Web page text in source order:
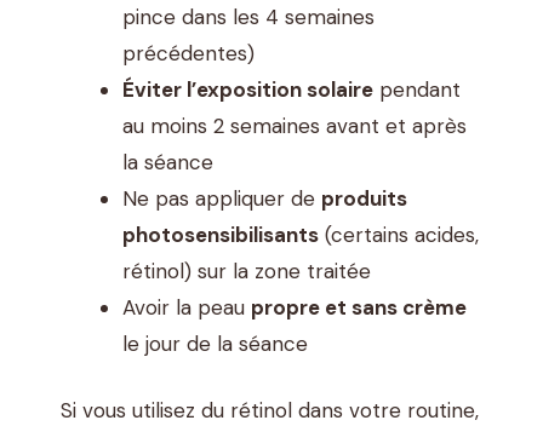
pince dans les 4 semaines
précédentes)
Éviter l’exposition solaire pendant
au moins 2 semaines avant et après
la séance
Ne pas appliquer de produits
photosensibilisants (certains acides,
rétinol) sur la zone traitée
Avoir la peau propre et sans crème
le jour de la séance
Si vous utilisez du rétinol dans votre routine,